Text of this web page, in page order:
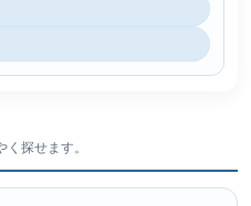
探せます。